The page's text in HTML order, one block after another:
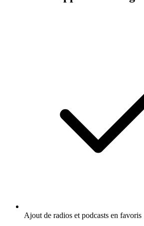
Ajout de radios et podcasts en favoris